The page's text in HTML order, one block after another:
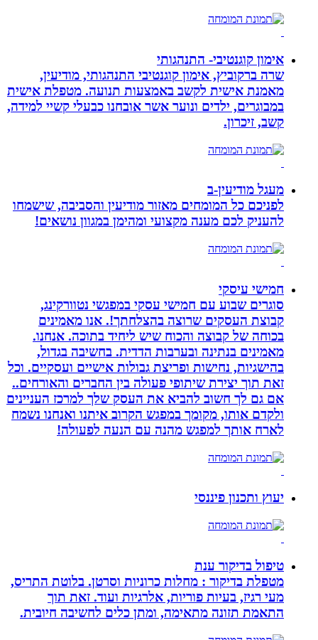
אימון קוגנטיבי- התנהגותי
שרה ברקוביץ, אימון קוגנטיבי התנהגותי, מודיעין,
מאמנת אישית לקשב באמצעות תנועה. מטפלת אישית
במבוגרים, ילדים ונוער אשר אובחנו כבעלי קשיי למידה,
קשב, זיכרון.
מעגל מודיעין-ב
לפניכם כל המומחים מאזור מודיעין והסביבה, שישמחו
להעניק לכם מענה מקצועי ומהימן במגוון נושאים!
חמישי עיסקי
סוגרים שבוע עם חמישי עסקי במפגשי נטוורקינג,
קבוצת העסקים שרוצה בהצלחתך!. אנו מאמינים
בכוחה של קבוצה והכוח שיש ליחיד בתוכה. אנחנו.
מאמינים בנתינה ובערבות הדדית. בחשיבה בגדול,
בהישגיות, נחישות ופריצת גבולות אישיים ועסקיים. וכל
זאת תוך יצירת שיתופי פעולה בין החברים והאורחים..
אם גם לך חשוב להביא את העסק שלך למרכז העניינים
ולקדם אותו, מקומך במפגש הקרוב איתנו ואנחנו נשמח
לארח אותך למפגש מהנה עם הנעה לפעולה!
יעוץ ותכנון פיננסי
טיפול בדיקור ענת
מטפלת בדיקור : מחלות כרוניות וסרטן. בלוטת התריס,
מעי רגיז, בעיות פוריות, אלרגיות ועוד. זאת תוך
התאמת תזונה מתאימה, ומתן כלים לחשיבה חיובית.